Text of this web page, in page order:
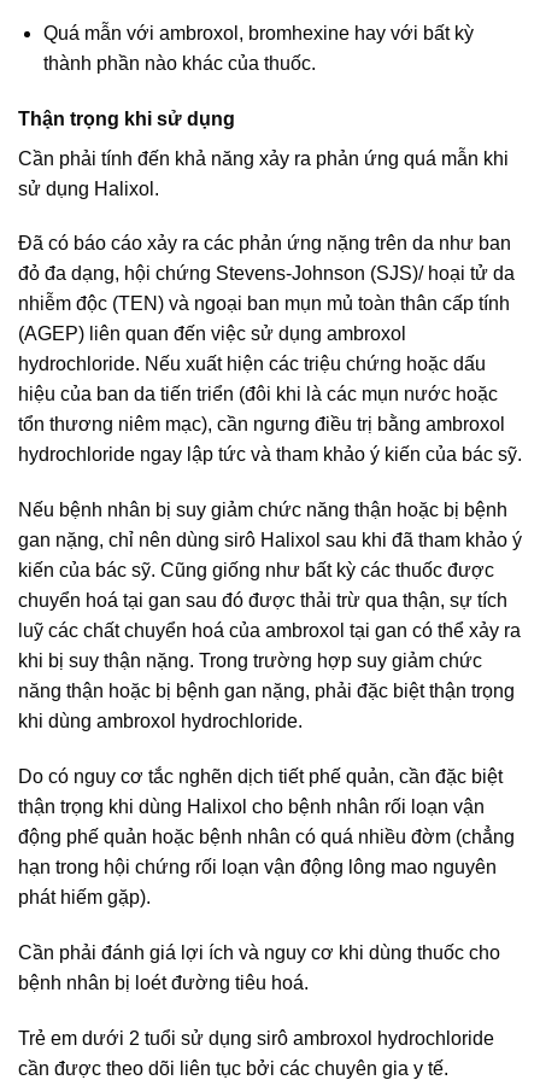
Quá mẫn với ambroxol, bromhexine hay với bất kỳ
thành phần nào khác của thuốc.
Thận trọng khi sử dụng
Cần phải tính đến khả năng xảy ra phản ứng quá mẫn khi
sử dụng Halixol.
Đã có báo cáo xảy ra các phản ứng nặng trên da như ban
đỏ đa dạng, hội chứng Stevens-Johnson (SJS)/ hoại tử da
nhiễm độc (TEN) và ngoại ban mụn mủ toàn thân cấp tính
(AGEP) liên quan đến việc sử dụng ambroxol
hydrochloride. Nếu xuất hiện các triệu chứng hoặc dấu
hiệu của ban da tiến triển (đôi khi là các mụn nước hoặc
tổn thương niêm mạc), cần ngưng điều trị bằng ambroxol
hydrochloride ngay lập tức và tham khảo ý kiến của bác sỹ.
Nếu bệnh nhân bị suy giảm chức năng thận hoặc bị bệnh
gan nặng, chỉ nên dùng sirô Halixol sau khi đã tham khảo ý
kiến của bác sỹ. Cũng giống như bất kỳ các thuốc được
chuyển hoá tại gan sau đó được thải trừ qua thận, sự tích
luỹ các chất chuyển hoá của ambroxol tại gan có thể xảy ra
khi bị suy thận nặng. Trong trường hợp suy giảm chức
năng thận hoặc bị bệnh gan nặng, phải đặc biệt thận trọng
khi dùng ambroxol hydrochloride.
Do có nguy cơ tắc nghẽn dịch tiết phế quản, cần đặc biệt
thận trọng khi dùng Halixol cho bệnh nhân rối loạn vận
động phế quản hoặc bệnh nhân có quá nhiều đờm (chẳng
hạn trong hội chứng rối loạn vận động lông mao nguyên
phát hiếm gặp).
Cần phải đánh giá lợi ích và nguy cơ khi dùng thuốc cho
bệnh nhân bị loét đường tiêu hoá.
Trẻ em dưới 2 tuổi sử dụng sirô ambroxol hydrochloride
cần được theo dõi liên tục bởi các chuyên gia y tế.